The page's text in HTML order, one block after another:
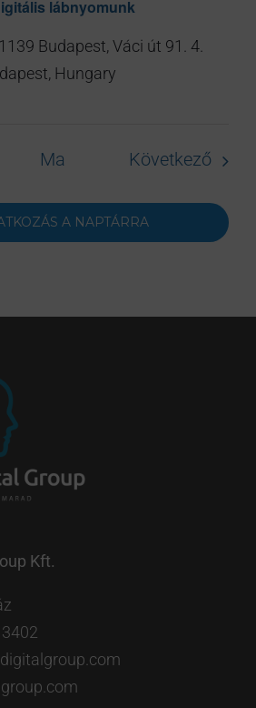
lábnyomunk
1139 Budapest, Váci út 91. 4.
Hungary
Ma Következő
A NAPTÁRRA
Kft.